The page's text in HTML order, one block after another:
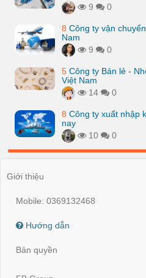
9
0
8 Công ty vận
Nam
9
0
5 Công ty Bán lẻ -
Việt Nam
14
0
8 Công ty xuất nhập
nay
10
0
Giới thiệu
Mobile: 0369132468
Hướng dẫn
Bản quyền